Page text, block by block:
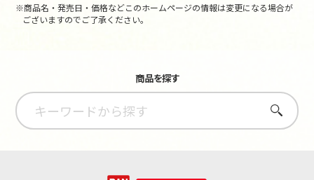
※商品名・発売日・価格などこのホームページの情報は変更になる場合が
ございますのでご了承ください。
商品を探す
さがす